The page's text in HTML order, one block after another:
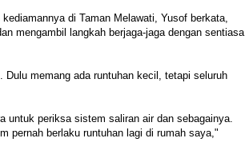
di Taman Melawati, Yusof berkata,
mengambil langkah berjaga-jaga dengan sentiasa
memang ada runtuhan kecil, tetapi seluruh
untuk periksa sistem saliran air dan sebagainya.
pernah berlaku runtuhan lagi di rumah saya,"